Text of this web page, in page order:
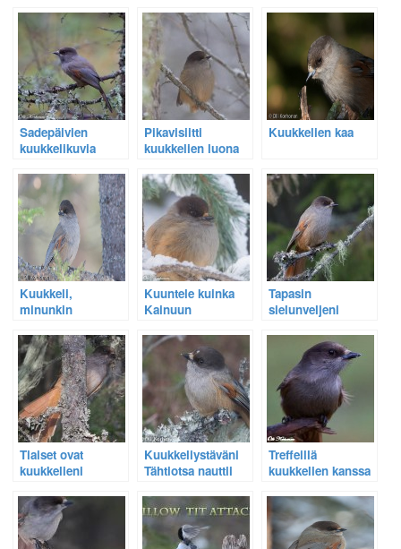
Sadepäivien
kuukkelikuvia
Pikavisiitti
kuukkelien luona
Kuukkelien kaa
Kuukkeli,
minunkin
Kuvia joita ei
tarvitse hävetä.
Kuuntele kuinka
Kainuun
kuukkeli tarinoi
Savossa
Tapasin
sielunveljeni
Tiaiset ovat
kuukkelieni
asukkaita – Katso
video.
Kuukkeliystäväni
Tähtiotsa nauttii
Katso video.
Treffeillä
kuukkelien kanssa
Tähtiotsa puuttui